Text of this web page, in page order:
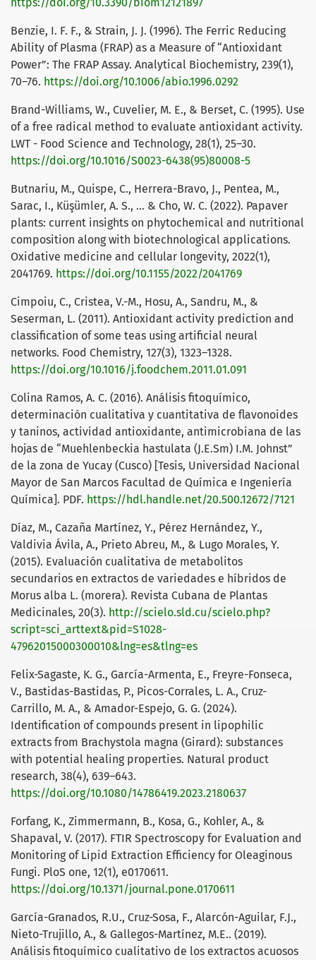
Benzie, I. F. F., & Strain, J. J. (1996). The Ferric Reducing
Ability of Plasma (FRAP) as a Measure of “Antioxidant
Power”: The FRAP Assay. Analytical Biochemistry, 239(1),
70–76. https://doi.org/10.1006/abio.1996.0292
Brand-Williams, W., Cuvelier, M. E., & Berset, C. (1995). Use
of a free radical method to evaluate antioxidant activity.
LWT - Food Science and Technology, 28(1), 25–30.
https://doi.org/10.1016/S0023-6438(95)80008-5
Butnariu, M., Quispe, C., Herrera-Bravo, J., Pentea, M.,
Sarac, I., Küşümler, A. S., ... & Cho, W. C. (2022). Papaver
plants: current insights on phytochemical and nutritional
composition along with biotechnological applications.
Oxidative medicine and cellular longevity, 2022(1),
2041769. https://doi.org/10.1155/2022/2041769
Cimpoiu, C., Cristea, V.-M., Hosu, A., Sandru, M., &
Seserman, L. (2011). Antioxidant activity prediction and
classification of some teas using artificial neural
networks. Food Chemistry, 127(3), 1323–1328.
https://doi.org/10.1016/j.foodchem.2011.01.091
Colina Ramos, A. C. (2016). Análisis fitoquímico,
determinación cualitativa y cuantitativa de flavonoides
y taninos, actividad antioxidante, antimicrobiana de las
hojas de “Muehlenbeckia hastulata (J.E.Sm) I.M. Johnst”
de la zona de Yucay (Cusco) [Tesis, Universidad Nacional
Mayor de San Marcos Facultad de Química e Ingeniería
Química]. PDF. https://hdl.handle.net/20.500.12672/7121
Díaz, M., Cazaña Martínez, Y., Pérez Hernández, Y.,
Valdivia Ávila, A., Prieto Abreu, M., & Lugo Morales, Y.
(2015). Evaluación cualitativa de metabolitos
secundarios en extractos de variedades e híbridos de
Morus alba L. (morera). Revista Cubana de Plantas
Medicinales, 20(3). http://scielo.sld.cu/scielo.php?
script=sci_arttext&pid=S1028-
47962015000300010&lng=es&tlng=es
Felix-Sagaste, K. G., García-Armenta, E., Freyre-Fonseca,
V., Bastidas-Bastidas, P., Picos-Corrales, L. A., Cruz-
Carrillo, M. A., & Amador-Espejo, G. G. (2024).
Identification of compounds present in lipophilic
extracts from Brachystola magna (Girard): substances
with potential healing properties. Natural product
research, 38(4), 639–643.
https://doi.org/10.1080/14786419.2023.2180637
Forfang, K., Zimmermann, B., Kosa, G., Kohler, A., &
Shapaval, V. (2017). FTIR Spectroscopy for Evaluation and
Monitoring of Lipid Extraction Efficiency for Oleaginous
Fungi. PloS one, 12(1), e0170611.
https://doi.org/10.1371/journal.pone.0170611
García-Granados, R.U., Cruz-Sosa, F., Alarcón-Aguilar, F.J.,
Nieto-Trujillo, A., & Gallegos-Martínez, M.E.. (2019).
Análisis fitoquímico cualitativo de los extractos acuosos